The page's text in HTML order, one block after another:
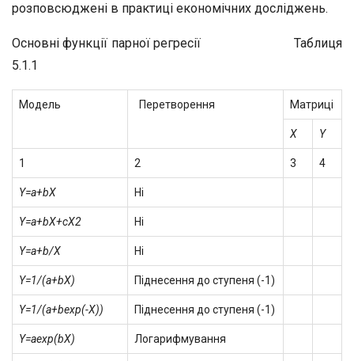
розповсюджені в практиці економічних досліджень.
Основні функції парної регресії Таблиця
5.1.1
Модель Перетворення Матриці
X Y
1 2 3 4
Y=a+bX Ні
Y=a+bX+cX2 Ні
Y=a+b/X Ні
Y=1/(a+bX) Піднесення до ступеня (-1)
Y=1/(a+bexp(-X)) Піднесення до ступеня (-1)
Y=aexp(bX) Логарифмування